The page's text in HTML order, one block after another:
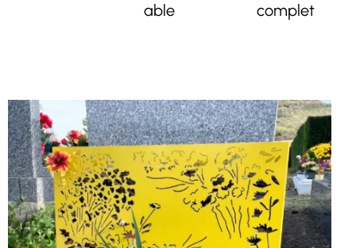
able
complet